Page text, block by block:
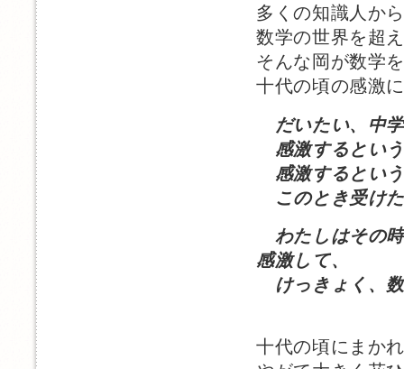
多くの知識人か
数学の世界を超
そんな岡が数学
十代の頃の感激
だいたい、中
感激するとい
感激するとい
このとき受け
わたしはその
感激して、
けっきょく、
十代の頃にまか